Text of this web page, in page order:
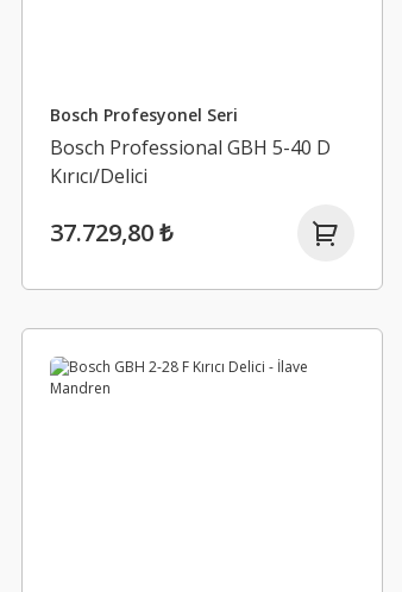
Bosch Profesyonel Seri
Bosch Professional GBH 5-40 D
Kırıcı/Delici
37.729,80 ₺